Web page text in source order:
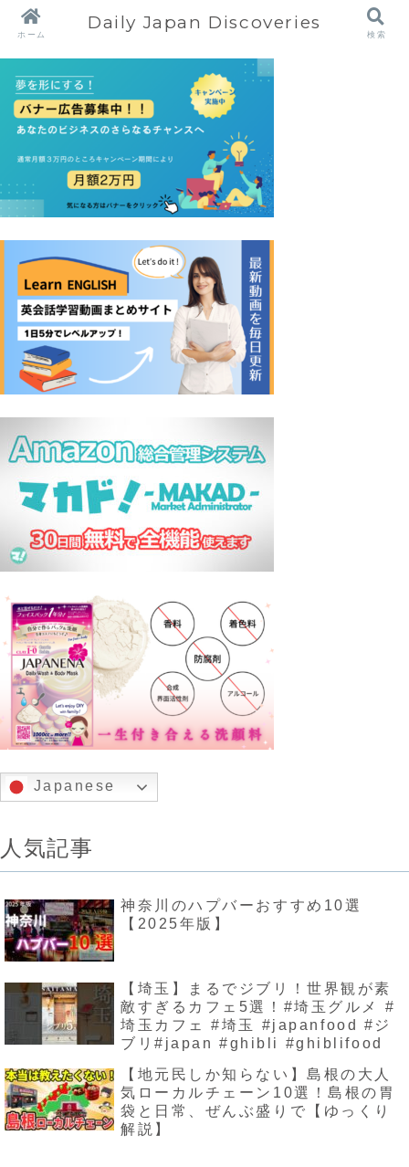
Japanese
人気記事
神奈川のハプバーおすすめ10選
【2025年版】
【埼玉】まるでジブリ！世界観が素
敵すぎるカフェ5選！#埼玉グルメ #
埼玉カフェ #埼玉 #japanfood #ジ
ブリ#japan #ghibli #ghiblifood
【地元民しか知らない】島根の大人
気ローカルチェーン10選！島根の胃
袋と日常、ぜんぶ盛りで【ゆっくり
解説】
ホーム
Daily Japan Discoveries
検索